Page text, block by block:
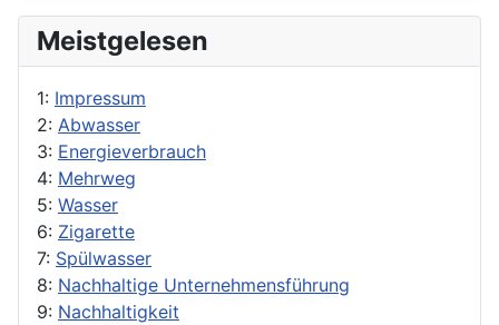
Meistgelesen
1: Impressum
2: Abwasser
3: Energieverbrauch
4: Mehrweg
5: Wasser
6: Zigarette
7: Spülwasser
8: Nachhaltige Unternehmensführung
9: Nachhaltigkeit